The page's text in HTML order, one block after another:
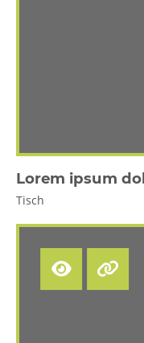
Lorem ipsum
Tisch